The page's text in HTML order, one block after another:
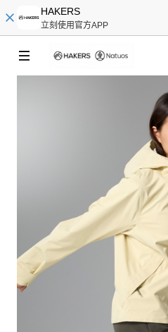
HAKERS
立刻使用官方APP